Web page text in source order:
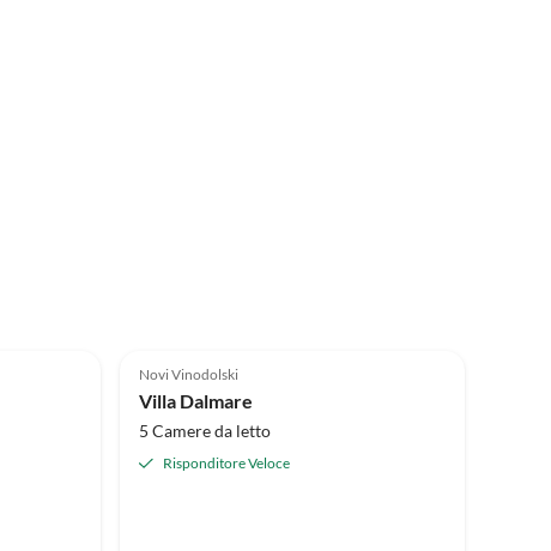
Novi Vinodolski
Villa Dalmare
5 Camere da letto
Risponditore Veloce